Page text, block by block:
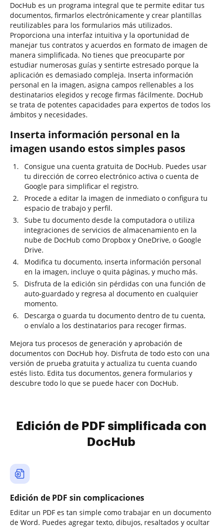
DocHub es un programa integral que te permite editar tus
documentos, firmarlos electrónicamente y crear plantillas
reutilizables para los formularios más utilizados.
Proporciona una interfaz intuitiva y la oportunidad de
manejar tus contratos y acuerdos en formato de imagen de
manera simplificada. No tienes que preocuparte por
estudiar numerosas guías y sentirte estresado porque la
aplicación es demasiado compleja. Inserta información
personal en la imagen, asigna campos rellenables a los
destinatarios elegidos y recoge firmas fácilmente. DocHub
se trata de potentes capacidades para expertos de todos los
ámbitos y necesidades.
Inserta información personal en la
imagen usando estos simples pasos
Consigue una cuenta gratuita de DocHub. Puedes usar
tu dirección de correo electrónico activa o cuenta de
Google para simplificar el registro.
Procede a editar la imagen de inmediato o configura tu
espacio de trabajo y perfil.
Sube tu documento desde la computadora o utiliza
integraciones de servicios de almacenamiento en la
nube de DocHub como Dropbox y OneDrive, o Google
Drive.
Modifica tu documento, inserta información personal
en la imagen, incluye o quita páginas, y mucho más.
Disfruta de la edición sin pérdidas con una función de
auto-guardado y regresa al documento en cualquier
momento.
Descarga o guarda tu documento dentro de tu cuenta,
o envíalo a los destinatarios para recoger firmas.
Mejora tus procesos de generación y aprobación de
documentos con DocHub hoy. Disfruta de todo esto con una
versión de prueba gratuita y actualiza tu cuenta cuando
estés listo. Edita tus documentos, genera formularios y
descubre todo lo que se puede hacer con DocHub.
Edición de PDF simplificada con
DocHub
Edición de PDF sin complicaciones
Editar un PDF es tan simple como trabajar en un documento
de Word. Puedes agregar texto, dibujos, resaltados y ocultar